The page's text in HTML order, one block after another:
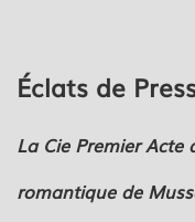
Éclats de
La Cie Premier Acte
romantique de